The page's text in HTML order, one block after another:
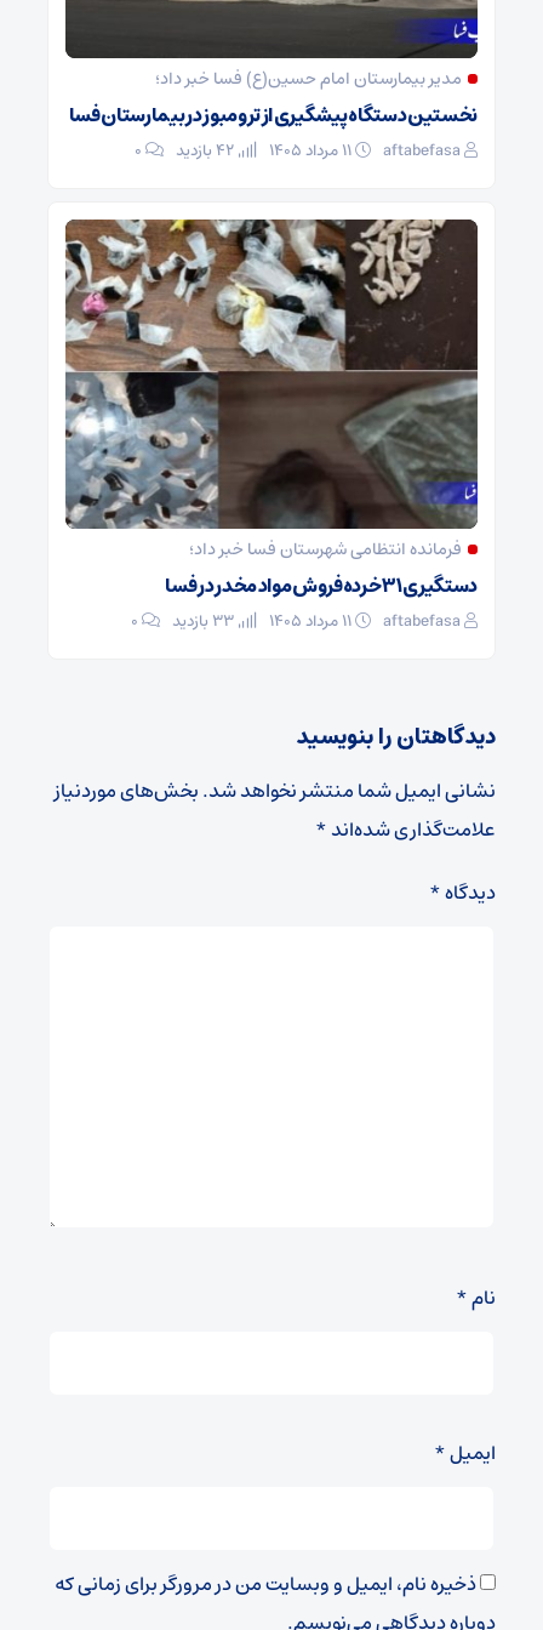
مدیر بیمارستان امام حسین(ع) فسا خبر داد؛
نخستین دستگاه پیشگیری از ترومبوز در بیمارستان فسا
aftabefasa ۰
فرمانده انتظامی شهرستان فسا خبر داد؛
دستگیری ۳۱ خرده‌فروش مواد مخدر در فسا
aftabefasa ۰
دیدگاهتان را بنویسید
نشانی ایمیل شما منتشر نخواهد شد.بخش‌های موردنیاز
علامت‌گذاری شده‌اند*
دیدگاه*
نام*
ایمیل*
ذخیره نام، ایمیل و وبسایت من در مرورگر برای زمانی که
دوباره دیدگاهی می‌نویسم.